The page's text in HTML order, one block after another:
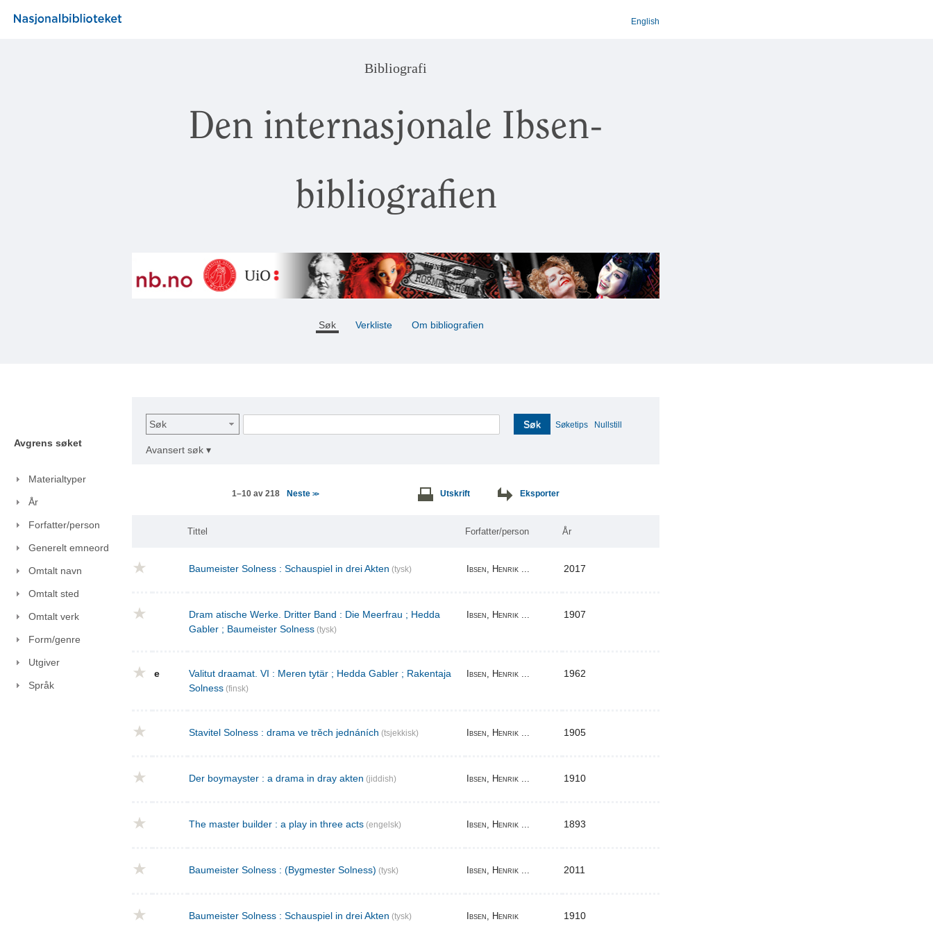
English
Bibliografi
Den internasjonale Ibsen-
bibliografien
Søk Verkliste Om bibliografien
Avgrens søket
Materialtyper
År
Forfatter/person
Generelt emneord
Omtalt navn
Omtalt sted
Omtalt verk
Form/genre
Utgiver
Språk
Søk Søk Søketips Nullstill
Avansert søk ▾
1–10 av 218 Neste >> Utskrift Eksporter
Tittel Forfatter/person År
Baumeister Solness : Schauspiel in drei Akten (tysk) Ibsen, Henrik ... 2017
Dram atische Werke. Dritter Band : Die Meerfrau ; Hedda
Gabler ; Baumeister Solness (tysk)
Ibsen, Henrik ... 1907
e
Valitut draamat. VI : Meren tytär ; Hedda Gabler ; Rakentaja
Solness (finsk)
Ibsen, Henrik ... 1962
Stavitel Solness : drama ve trěch jednáních (tsjekkisk) Ibsen, Henrik ... 1905
Der boymayster : a drama in dray akten (jiddish) Ibsen, Henrik ... 1910
The master builder : a play in three acts (engelsk) Ibsen, Henrik ... 1893
Baumeister Solness : (Bygmester Solness) (tysk) Ibsen, Henrik ... 2011
Baumeister Solness : Schauspiel in drei Akten (tysk) Ibsen, Henrik 1910